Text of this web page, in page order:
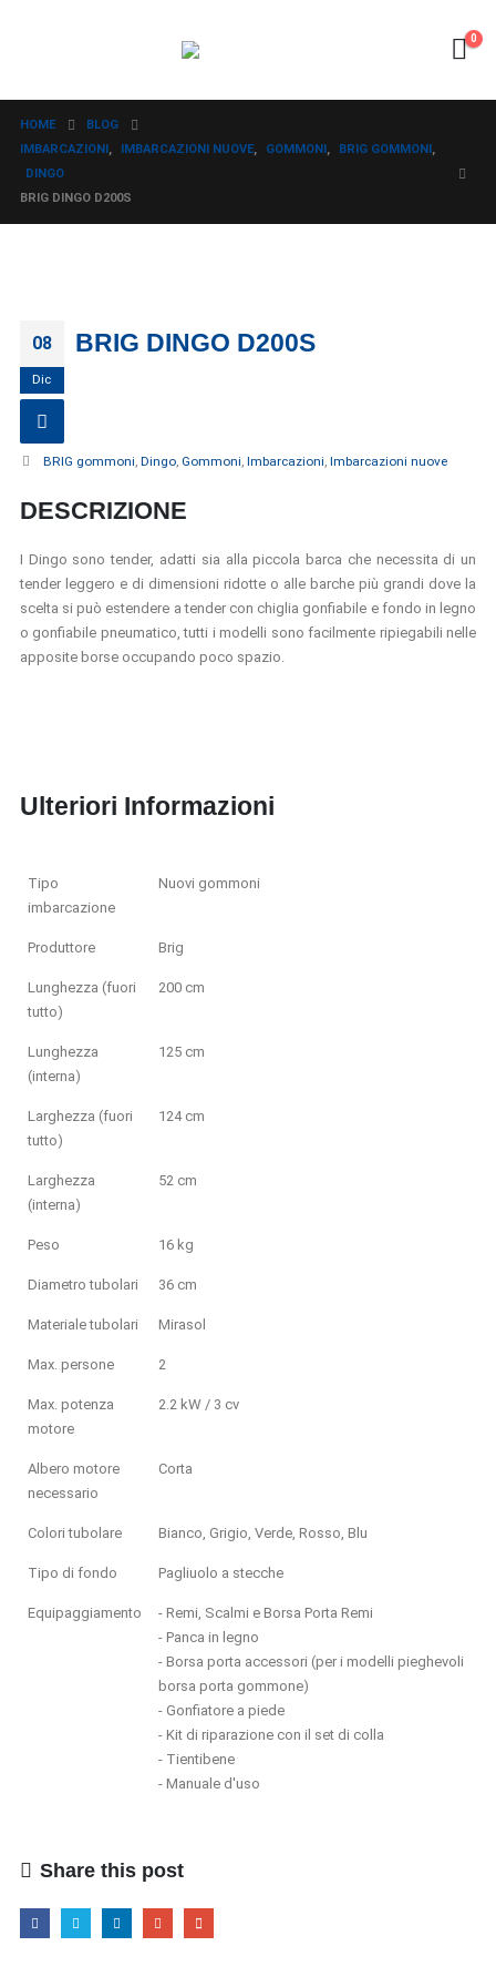
0
HOME
BLOG
IMBARCAZIONI, IMBARCAZIONI NUOVE, GOMMONI, BRIG GOMMONI,
DINGO
BRIG DINGO D200S
08
Dic
BRIG DINGO D200S
BRIG gommoni, Dingo, Gommoni, Imbarcazioni, Imbarcazioni nuove
DESCRIZIONE
I Dingo sono tender, adatti sia alla piccola barca che necessita di un
tender leggero e di dimensioni ridotte o alle barche più grandi dove la
scelta si può estendere a tender con chiglia gonfiabile e fondo in legno
o gonfiabile pneumatico, tutti i modelli sono facilmente ripiegabili nelle
apposite borse occupando poco spazio.
Ulteriori Informazioni
Tipo
imbarcazione
Nuovi gommoni
Produttore Brig
Lunghezza (fuori
tutto)
200 cm
Lunghezza
(interna)
125 cm
Larghezza (fuori
tutto)
124 cm
Larghezza
(interna)
52 cm
Peso 16 kg
Diametro tubolari 36 cm
Materiale tubolari Mirasol
Max. persone 2
Max. potenza
motore
2.2 kW / 3 cv
Albero motore
necessario
Corta
Colori tubolare Bianco, Grigio, Verde, Rosso, Blu
Tipo di fondo Pagliuolo a stecche
Equipaggiamento
- Remi, Scalmi e Borsa Porta Remi
- Panca in legno
- Borsa porta accessori (per i modelli pieghevoli
borsa porta gommone)
- Gonfiatore a piede
- Kit di riparazione con il set di colla
- Tientibene
- Manuale d'uso
Share this post